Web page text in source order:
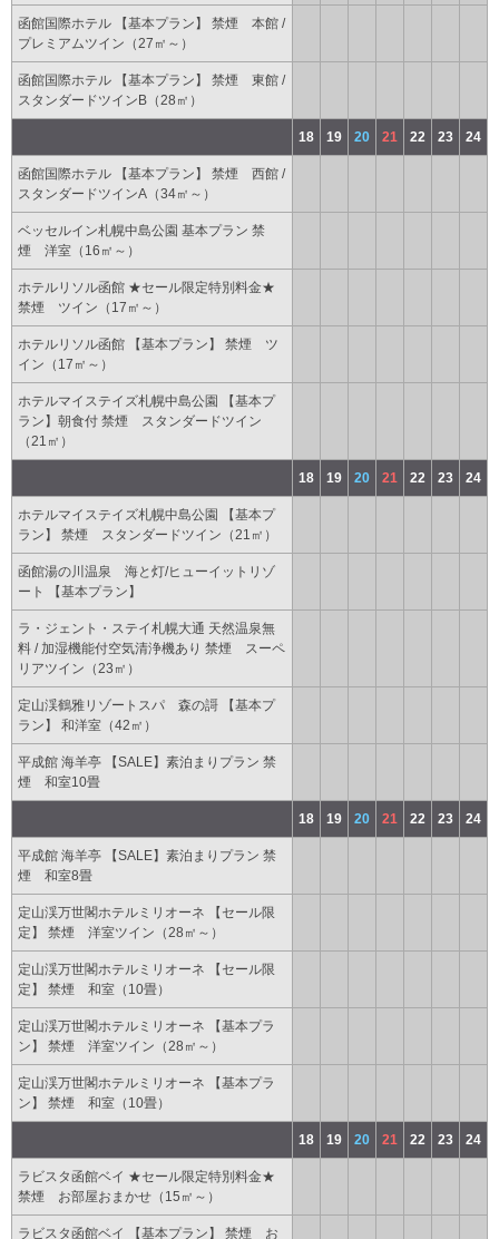
函館国際ホテル 【基本プラン】 禁煙 本館 /
プレミアムツイン（27㎡～）
函館国際ホテル 【基本プラン】 禁煙 東館 /
スタンダードツインB（28㎡）
18 19 20 21 22 23 24
函館国際ホテル 【基本プラン】 禁煙 西館 /
スタンダードツインA（34㎡～）
ベッセルイン札幌中島公園 基本プラン 禁
煙 洋室（16㎡～）
ホテルリソル函館 ★セール限定特別料金★
禁煙 ツイン（17㎡～）
ホテルリソル函館 【基本プラン】 禁煙 ツ
イン（17㎡～）
ホテルマイステイズ札幌中島公園 【基本プ
ラン】朝食付 禁煙 スタンダードツイン
（21㎡）
18 19 20 21 22 23 24
ホテルマイステイズ札幌中島公園 【基本プ
ラン】 禁煙 スタンダードツイン（21㎡）
函館湯の川温泉 海と灯/ヒューイットリゾ
ート 【基本プラン】
ラ・ジェント・ステイ札幌大通 天然温泉無
料 / 加湿機能付空気清浄機あり 禁煙 スーペ
リアツイン（23㎡）
定山渓鶴雅リゾートスパ 森の謌 【基本プ
ラン】 和洋室（42㎡）
平成館 海羊亭 【SALE】素泊まりプラン 禁
煙 和室10畳
18 19 20 21 22 23 24
平成館 海羊亭 【SALE】素泊まりプラン 禁
煙 和室8畳
定山渓万世閣ホテルミリオーネ 【セール限
定】 禁煙 洋室ツイン（28㎡～）
定山渓万世閣ホテルミリオーネ 【セール限
定】 禁煙 和室（10畳）
定山渓万世閣ホテルミリオーネ 【基本プラ
ン】 禁煙 洋室ツイン（28㎡～）
定山渓万世閣ホテルミリオーネ 【基本プラ
ン】 禁煙 和室（10畳）
18 19 20 21 22 23 24
ラビスタ函館ベイ ★セール限定特別料金★
禁煙 お部屋おまかせ（15㎡～）
ラビスタ函館ベイ 【基本プラン】 禁煙 お